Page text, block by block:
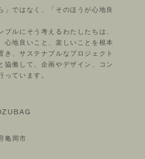
」ではなく、「そのほうが心地良
プルにそう考えるわたしたちは、
心地良いこと、楽しいことを根本
き、サステナブルなプロジェクト
協働して、企画やデザイン、コン
っています。
亀岡市